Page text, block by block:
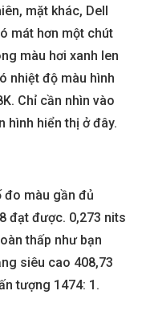
mặt khác, Dell
mát hơn một chút
màu hơi xanh len
nhiệt độ màu hình
Chỉ cần nhìn vào
hình hiển thị ở đây.
đo màu gần đủ
đạt được. 0,273 nits
thấp như bạn
siêu cao 408,73
tượng 1474: 1.